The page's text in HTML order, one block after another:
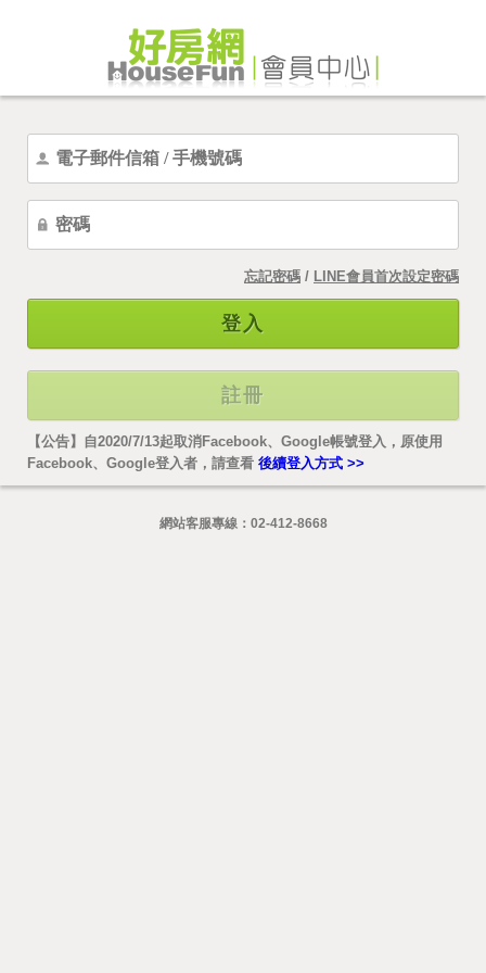
忘記密碼 / LINE會員首次設定密碼
登入
註冊
【公告】自2020/7/13起取消Facebook、Google帳號登入，原使用
Facebook、Google登入者，請查看 後續登入方式 >>
網站客服專線： 02-412-8668